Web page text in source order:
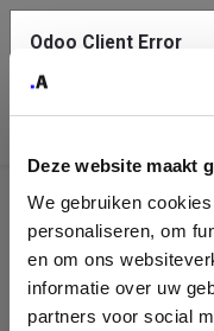
Deze website maakt
We gebruiken
personaliseren, om
en om ons
informatie over uw
partners voor social
Company
Identification
Please fill in
Odoo Client Error
service.
See details